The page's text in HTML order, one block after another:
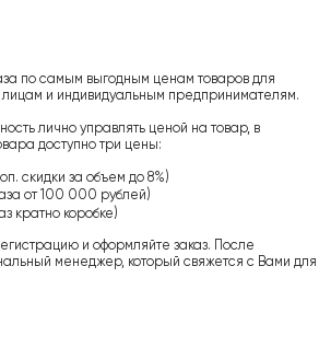
по самым выгодным ценам товаров для
лицам и индивидуальным предпринимателям.
лично управлять ценой на товар, в
доступно три цены:
скидки за объем до 8%)
от 100 000 рублей)
кратно коробке)
и оформляйте заказ. После
менеджер, который свяжется с Вами для